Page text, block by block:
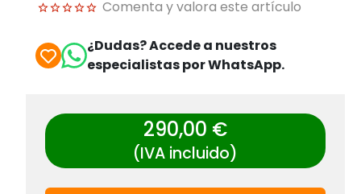
Comenta y valora este artículo
¿Dudas? Accede a nuestros
especialistas por WhatsApp.
290,00 €
(IVA incluido)